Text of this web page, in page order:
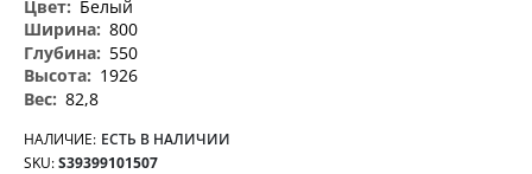
Белый
800
550
1926
82,8
НАЛИЧИЕ: ЕСТЬ В НАЛИЧИИ
SKU S39399101507